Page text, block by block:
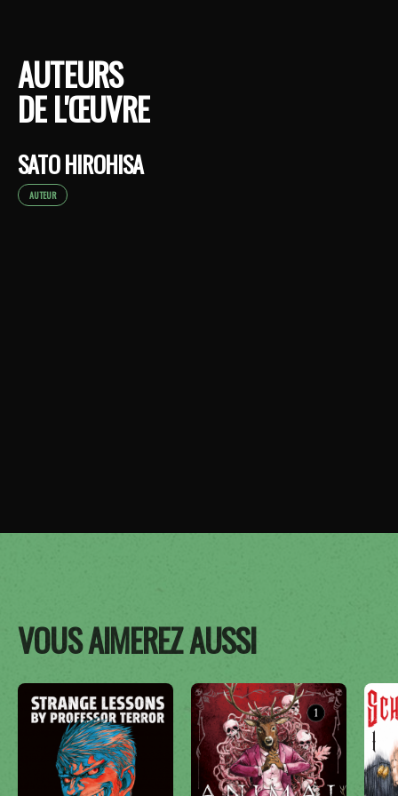
AUTEURS
DE L'ŒUVRE
SATO HIROHISA
AUTEUR
VOUS AIMEREZ AUSSI